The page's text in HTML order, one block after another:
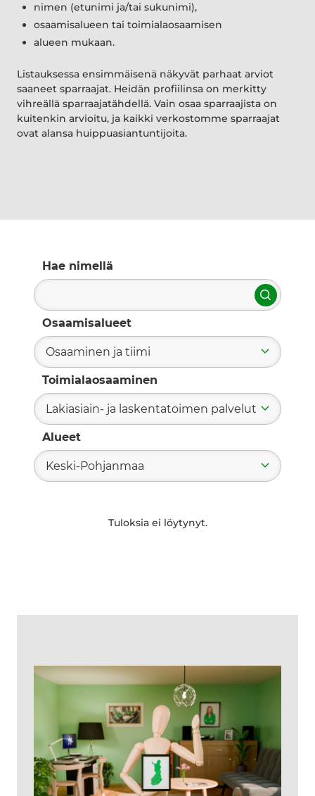
nimen (etunimi ja/tai sukunimi),
osaamisalueen tai toimialaosaamisen
alueen mukaan.
Listauksessa ensimmäisenä näkyvät parhaat arviot
saaneet sparraajat. Heidän profiilinsa on merkitty
vihreällä sparraajatähdellä. Vain osaa sparraajista on
kuitenkin arvioitu, ja kaikki verkostomme sparraajat
ovat alansa huippuasiantuntijoita.
Hae nimellä
Hae
Osaamisalueet
Osaaminen ja tiimi
Toimialaosaaminen
Lakiasiain- ja laskentatoimen palvelut
Alueet
Keski-Pohjanmaa
Tuloksia ei löytynyt.